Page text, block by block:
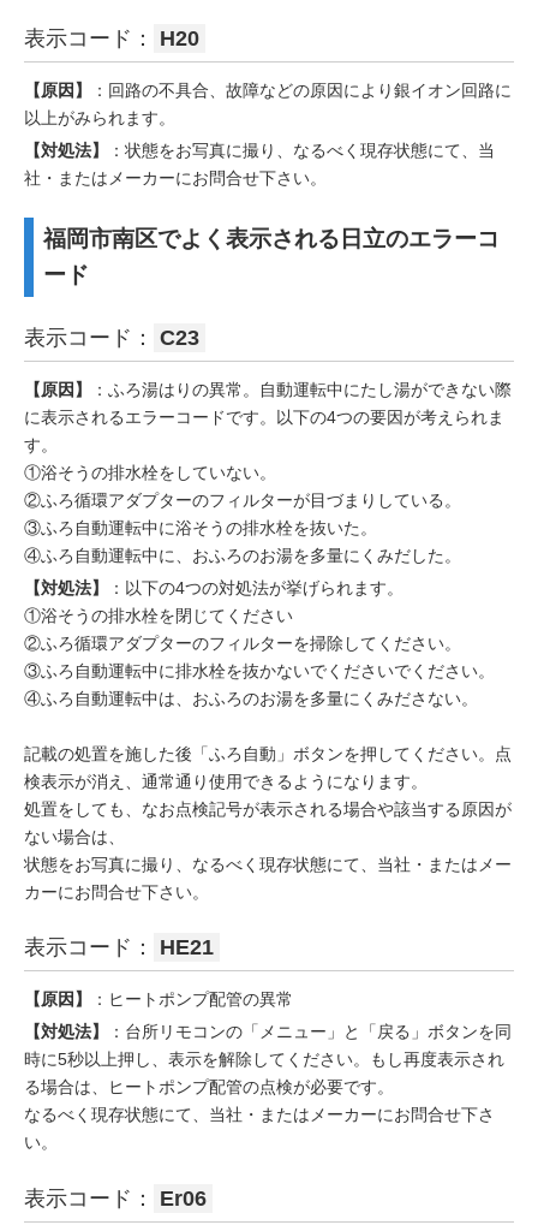
表示コード： H20
【原因】
：回路の不具合、故障などの原因により銀イオン回路に
以上がみられます。
【対処法】
：状態をお写真に撮り、なるべく現存状態にて、当
社・またはメーカーにお問合せ下さい。
福岡市南区でよく表示される日立のエラーコ
ード
表示コード： C23
【原因】
：ふろ湯はりの異常。自動運転中にたし湯ができない際
に表示されるエラーコードです。以下の4つの要因が考えられま
す。
①浴そうの排水栓をしていない。
②ふろ循環アダプターのフィルターが目づまりしている。
③ふろ自動運転中に浴そうの排水栓を抜いた。
④ふろ自動運転中に、おふろのお湯を多量にくみだした。
【対処法】
：以下の4つの対処法が挙げられます。
①浴そうの排水栓を閉じてください
②ふろ循環アダプターのフィルターを掃除してください。
③ふろ自動運転中に排水栓を抜かないでくださいでください。
④ふろ自動運転中は、おふろのお湯を多量にくみださない。
記載の処置を施した後「ふろ自動」ボタンを押してください。点
検表示が消え、通常通り使用できるようになります。
処置をしても、なお点検記号が表示される場合や該当する原因が
ない場合は、
状態をお写真に撮り、なるべく現存状態にて、当社・またはメー
カーにお問合せ下さい。
表示コード： HE21
【原因】
：ヒートポンプ配管の異常
【対処法】
：台所リモコンの「メニュー」と「戻る」ボタンを同
時に5秒以上押し、表示を解除してください。もし再度表示され
る場合は、ヒートポンプ配管の点検が必要です。
なるべく現存状態にて、当社・またはメーカーにお問合せ下さ
い。
表示コード： Er06